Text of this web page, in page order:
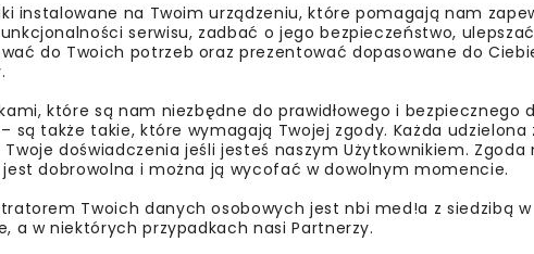
systematycznie rośnie. Coraz więcej elektrowni i
ciepłowniczych przebiega w kierunku jednostek gazowych.
elementów transformacji energetycznej, wspierając
to narzędzia, które zwiększą nasze bezpieczeństwo
i ciepło –podkreślaWojciech Dąbrowski, prezes Fundacji
w Polsce
instalowane na Twoim urządzeniu, które pomagają nam
serwisu, zadbać o jego bezpieczeństwo,
do Twoich potrzeb oraz prezentować dopasowane do
które są nam niezbędne do prawidłowego i bezpiecznego
są także takie, które wymagają Twojej zgody. Każda udzielona
doświadczenia jeśli jesteś naszym Użytkownikiem. Zgoda
dobrowolna i można ją wycofać w dowolnym momencie.
Twoich danych osobowych jest nbi med!a z siedzibą w
a w niektórych przypadkach nasi Partnerzy.